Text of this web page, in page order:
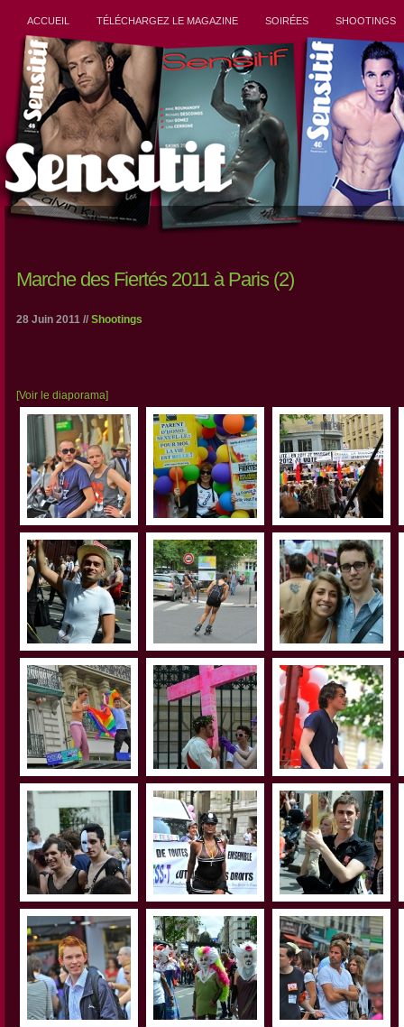
ACCUEIL TÉLÉCHARGEZ LE MAGAZINE SOIRÉES SHOOTINGS
Marche des Fiertés 2011 à Paris (2)
28 Juin 2011 // Shootings
[Voir le diaporama]